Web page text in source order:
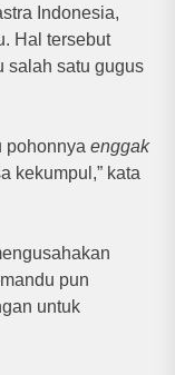
Indonesia,
Hal tersebut
salah satu gugus
pohonnya enggak
kekumpul,” kata
pun
untuk